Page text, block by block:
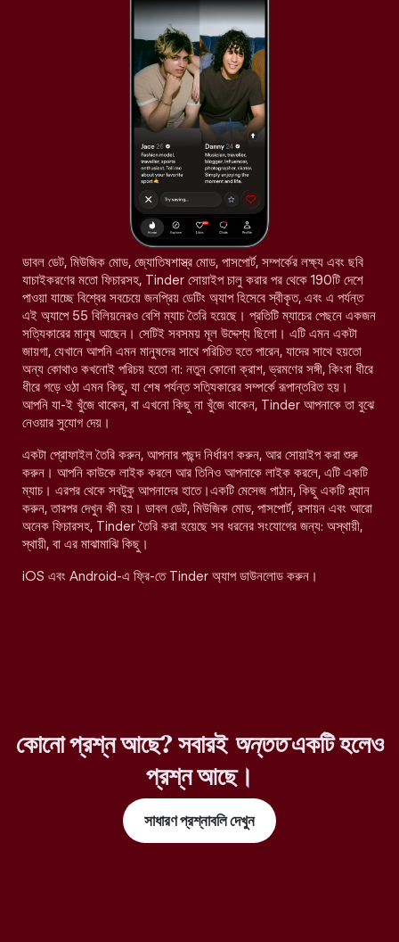
ডাবল ডেট, মিউজিক মোড, জ্যোতিষশাস্ত্র মোড, পাসপোর্ট, সম্পর্কের লক্ষ্য এবং ছবি
যাচাইকরণের মতো ফিচারসহ, Tinder সোয়াইপ চালু করার পর থেকে 190টি দেশে
পাওয়া যাচ্ছে বিশ্বের সবচেয়ে জনপ্রিয় ডেটিং অ্যাপ হিসেবে স্বীকৃত, এবং এ পর্যন্ত
এই অ্যাপে 55 বিলিয়নেরও বেশি ম্যাচ তৈরি হয়েছে। প্রতিটি ম্যাচের পেছনে একজন
সত্যিকারের মানুষ আছেন। সেটিই সবসময় মূল উদ্দেশ্য ছিলো। এটি এমন একটা
জায়গা, যেখানে আপনি এমন মানুষদের সাথে পরিচিত হতে পারেন, যাদের সাথে হয়তো
অন্য কোথাও কখনোই পরিচয় হতো না: নতুন কোনো ক্রাশ, ভ্রমণের সঙ্গী, কিংবা ধীরে
ধীরে গড়ে ওঠা এমন কিছু, যা শেষ পর্যন্ত সত্যিকারের সম্পর্কে রূপান্তরিত হয়।
আপনি যা-ই খুঁজে থাকেন, বা এখনো কিছু না খুঁজে থাকেন, Tinder আপনাকে তা বুঝে
নেওয়ার সুযোগ দেয়।
একটা প্রোফাইল তৈরি করুন, আপনার পছন্দ নির্ধারণ করুন, আর সোয়াইপ করা শুরু
করুন। আপনি কাউকে লাইক করলে আর তিনিও আপনাকে লাইক করলে, এটি একটি
ম্যাচ। এরপর থেকে সবটুকু আপনাদের হাতে।একটি মেসেজ পাঠান, কিছু একটি প্ল্যান
করুন, তারপর দেখুন কী হয়। ডাবল ডেট, মিউজিক মোড, পাসপোর্ট, রসায়ন এবং আরো
অনেক ফিচারসহ, Tinder তৈরি করা হয়েছে সব ধরনের সংযোগের জন্য: অস্থায়ী,
স্থায়ী, বা এর মাঝামাঝি কিছু।
iOS এবং Android-এ ফ্রি-তে Tinder অ্যাপ ডাউনলোড করুন।
কোনো প্রশ্ন আছে? সবারইঅন্ততএকটি হলেও
প্রশ্ন আছে।
সাধারণ প্রশ্নাবলি দেখুন